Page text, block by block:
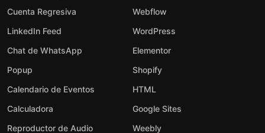
Cuenta Regresiva
LinkedIn Feed
Chat de WhatsApp
Popup
Calendario de Eventos
Calculadora
Reproductor de Audio
Webflow
WordPress
Elementor
Shopify
HTML
Google Sites
Weebly